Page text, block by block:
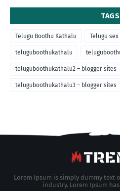
TAGS
Telugu Boothu Kathalu Telugu
teluguboothukathalu
teluguboothukathalu2 – blogger sites
teluguboothukathalu3 – blogger sites
Lorem Ipsum is simply dummy
industry. Lorem Ipsum